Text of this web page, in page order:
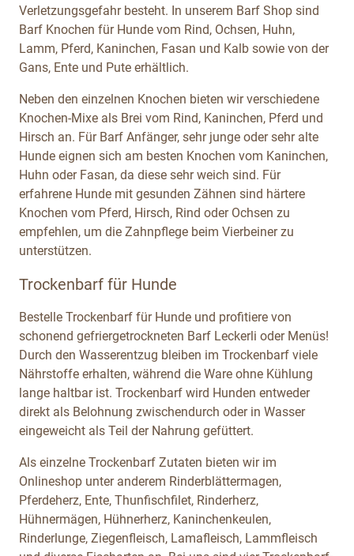
Verletzungsgefahr besteht. In unserem Barf Shop sind
Barf Knochen für Hunde vom Rind, Ochsen, Huhn,
Lamm, Pferd, Kaninchen, Fasan und Kalb sowie von der
Gans, Ente und Pute erhältlich.
Neben den einzelnen Knochen bieten wir verschiedene
Knochen-Mixe als Brei vom Rind, Kaninchen, Pferd und
Hirsch an. Für Barf Anfänger, sehr junge oder sehr alte
Hunde eignen sich am besten Knochen vom Kaninchen,
Huhn oder Fasan, da diese sehr weich sind. Für
erfahrene Hunde mit gesunden Zähnen sind härtere
Knochen vom Pferd, Hirsch, Rind oder Ochsen zu
empfehlen, um die Zahnpflege beim Vierbeiner zu
unterstützen.
Trockenbarf für Hunde
Bestelle Trockenbarf für Hunde und profitiere von
schonend gefriergetrockneten Barf Leckerli oder Menüs!
Durch den Wasserentzug bleiben im Trockenbarf viele
Nährstoffe erhalten, während die Ware ohne Kühlung
lange haltbar ist. Trockenbarf wird Hunden entweder
direkt als Belohnung zwischendurch oder in Wasser
eingeweicht als Teil der Nahrung gefüttert.
Als einzelne Trockenbarf Zutaten bieten wir im
Onlineshop unter anderem Rinderblättermagen,
Pferdeherz, Ente, Thunfischfilet, Rinderherz,
Hühnermägen, Hühnerherz, Kaninchenkeulen,
Rinderlunge, Ziegenfleisch, Lamafleisch, Lammfleisch